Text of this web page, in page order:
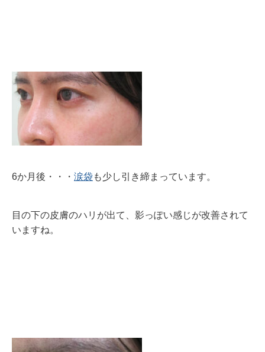
6か月後・・・ 涙袋 も少し引き締まっています。
目の下の皮膚のハリが出て、影っぽい感じが改善されて
いますね。